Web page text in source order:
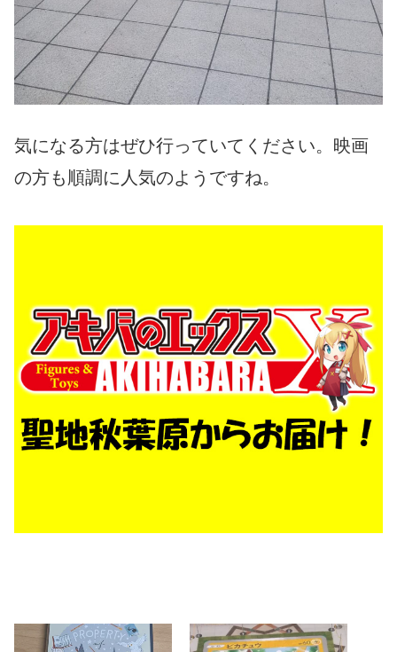
気になる方はぜひ行っていてください。映画
の方も順調に人気のようですね。